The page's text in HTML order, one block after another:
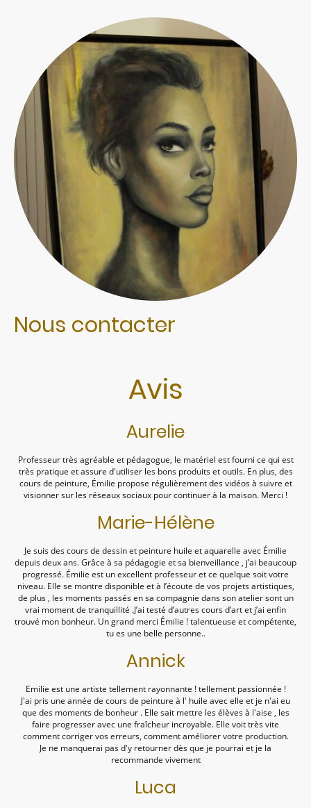
Nous contacter
Avis
Aurelie
Professeur très agréable et pédagogue, le matériel est fourni ce qui est
très pratique et assure d'utiliser les bons produits et outils. En plus, des
cours de peinture, Émilie propose régulièrement des vidéos à suivre et
visionner sur les réseaux sociaux pour continuer à la maison. Merci !
Marie-Hélène
Je suis des cours de dessin et peinture huile et aquarelle avec Émilie
depuis deux ans. Grâce à sa pédagogie et sa bienveillance , j’ai beaucoup
progressé. Émilie est un excellent professeur et ce quelque soit votre
niveau. Elle se montre disponible et à l’écoute de vos projets artistiques,
de plus , les moments passés en sa compagnie dans son atelier sont un
vrai moment de tranquillité .J’ai testé d’autres cours d’art et j’ai enfin
trouvé mon bonheur. Un grand merci Émilie ! talentueuse et compétente,
tu es une belle personne..
Annick
Emilie est une artiste tellement rayonnante ! tellement passionnée !
J'ai pris une année de cours de peinture à l' huile avec elle et je n'ai eu
que des moments de bonheur . Elle sait mettre les élèves à l'aise , les
faire progresser avec une fraîcheur incroyable. Elle voit très vite
comment corriger vos erreurs, comment améliorer votre production.
Je ne manquerai pas d'y retourner dès que je pourrai et je la
recommande vivement
Luca